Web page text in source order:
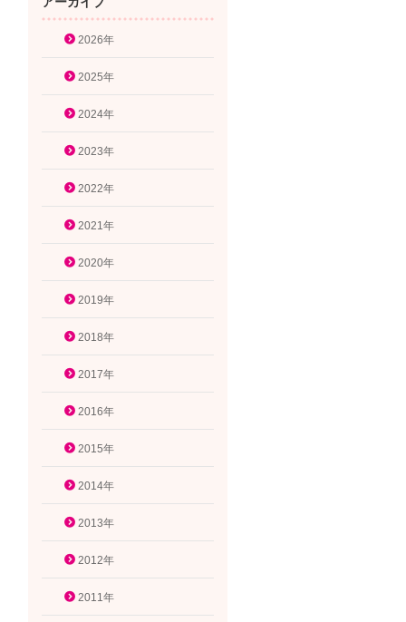
2026年
2025年
2024年
2023年
2022年
2021年
2020年
2019年
2018年
2017年
2016年
2015年
2014年
2013年
2012年
2011年